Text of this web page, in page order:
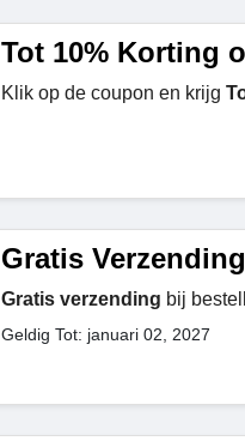
Tot 10% Korting
Klik op de coupon en krijg
Gratis Verzending
Gratis verzending bij
Geldig Tot: januari 02, 2027